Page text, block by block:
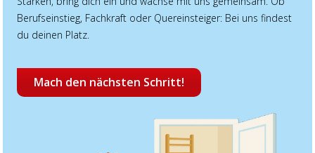
Berufseinstieg, Fachkraft oder Quereinsteiger: Bei uns findest
du deinen Platz.
Mach den nächsten Schritt!